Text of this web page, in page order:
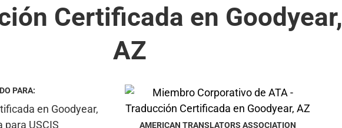
Certificada en Goodyear,
AZ
PARA:
AMERICAN TRANSLATORS ASSOCIATION